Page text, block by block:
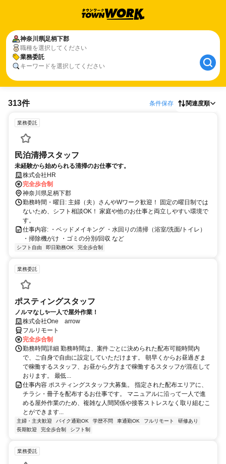
神奈川県足柄下郡
職種を選択してください
業務委託
キーワードを選択してください
313件 条件保存 関連度順
業務委託
民泊清掃スタッフ
未経験から始められる清掃のお仕事です。
株式会社HR
完全歩合制
神奈川県足柄下郡
勤務時間・曜日: 主婦（夫）さんやWワーク歓迎！ 固定の曜日制では
ないため、シフト相談OK！ 家庭や他のお仕事と両立しやすい環境で
す。
仕事内容: ・ベッドメイキング ・水回りの清掃（浴室/洗面/トイレ）
・掃除機がけ ・ゴミの分別/回収 など
シフト自由 即日勤務OK 完全歩合制
業務委託
ポスティングスタッフ
ノルマなし✨一人で屋外作業！
株式会社One arrow
フルリモート
完全歩合制
勤務時間詳細 勤務時間は、案件ごとに決められた配布可能時間内
で、ご自身で自由に設定していただけます。 朝早くからお昼過ぎま
で稼働するスタッフ、お昼から夕方まで稼働するスタッフが混在して
おります。 最低...
仕事内容 ポスティングスタッフ大募集。 指定された配布エリアに、
チラシ・冊子を配布するお仕事です。 マニュアルに沿って一人で進
める屋外作業のため、複雑な人間関係や接客ストレスなく取り組むこ
とができます...
主婦・主夫歓迎 バイク通勤OK 学歴不問 車通勤OK フルリモート
研修あり
長期歓迎
完全歩合制 シフト制
業務委託